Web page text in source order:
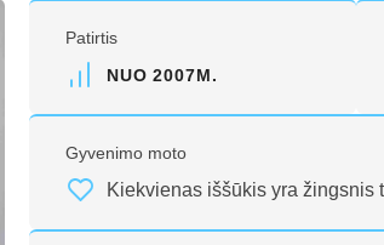
Patirtis
NUO 2007M.
Gyvenimo moto
Kiekvienas iššūkis yra žingsnis